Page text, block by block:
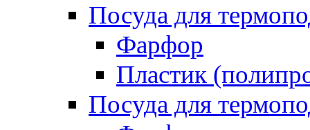
Посуда для
Фарфор
Пластик
Посуда для